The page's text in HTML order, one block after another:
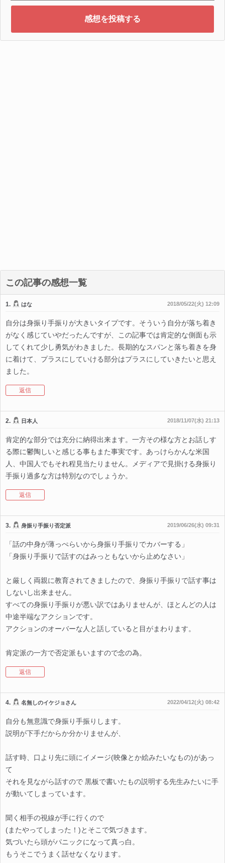
この記事の感想一覧
1. はな 2018/05/22(火) 12:09
自分は身振り手振りが大きいタイプです。そういう自分が落ち着き
がなく感じていやだったんですが、この記事では肯定的な側面も示
してくれて少し勇気がわきました。長期的なスパンと落ち着きを身
に着けて、プラスにしていける部分はプラスにしていきたいと思え
ました。
返信
2. 日本人 2018/11/07(水) 21:13
肯定的な部分では充分に納得出来ます。一方その様な方とお話しす
る際に鬱陶しいと感じる事もまた事実です。あっけらかんな米国
人、中国人でもそれ程見当たりません。メディアで見掛ける身振り
手振り過多な方は特別なのでしょうか。
返信
3. 身振り手振り否定派 2019/06/26(水) 09:31
「話の中身が薄っぺらいから身振り手振りでカバーする」
「身振り手振りで話すのはみっともないから止めなさい」
と厳しく両親に教育されてきましたので、身振り手振りで話す事は
しないし出来ません。
すべての身振り手振りが悪い訳ではありませんが、ほとんどの人は
中途半端なアクションです。
アクションのオーバーな人と話していると目がまわります。
肯定派の一方で否定派もいますので念の為。
返信
4. 名無しのイケジョさん 2022/04/12(火) 08:42
自分も無意識で身振り手振りします。
説明が下手だからか分かりませんが、
話す時、口より先に頭にイメージ(映像とか絵みたいなもの)があっ
て
それを見ながら話すので 黒板で書いたもの説明する先生みたいに手
が動いてしまっています。
聞く相手の視線が手に行くので
(またやってしまった！)とそこで気づきます。
気づいたら頭がパニックになって真っ白。
もうそこでうまく話せなくなります。